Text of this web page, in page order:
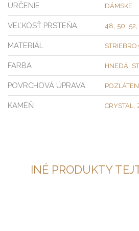
URČENIE DÁMSKE
VEĽKOSŤ PRSTEŇA 48 50 52
MATERIÁL
FARBA HNEDÁ
POVRCHOVÁ ÚPRAVA
KAMEŇ CRYSTAL
INÉ PRODUKTY